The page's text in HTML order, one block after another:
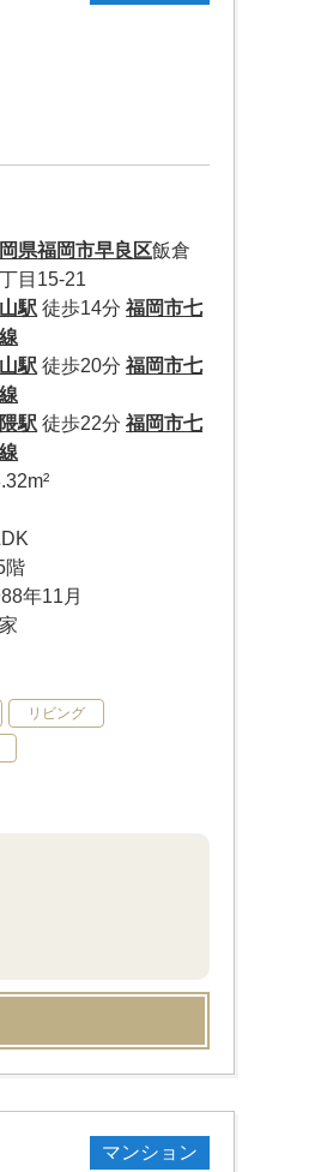
県福岡市早良区飯倉
目15-21
駅 徒歩14分福岡市七
駅 徒歩20分福岡市七
駅 徒歩22分福岡市七
階
年11月
リビング
マンション